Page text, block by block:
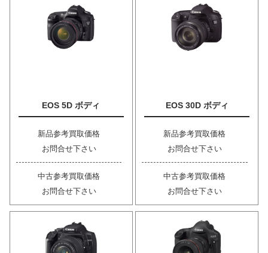
EOS 5D ボディ
新品参考買取価格
お問合せ下さい
中古参考買取価格
お問合せ下さい
EOS 30D ボディ
新品参考買取価格
お問合せ下さい
中古参考買取価格
お問合せ下さい